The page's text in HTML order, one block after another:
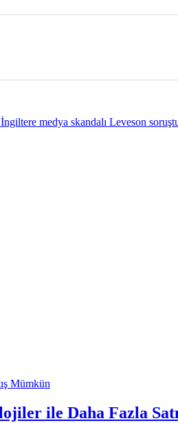
medya skandalı Leveson
ile Daha Fazla